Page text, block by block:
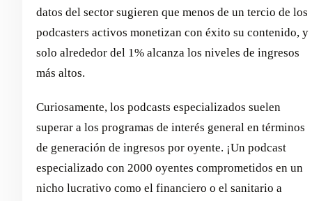
datos del sector sugieren que menos de un tercio de los
podcasters activos monetizan con éxito su contenido, y
solo alrededor del 1% alcanza los niveles de ingresos
más altos.
Curiosamente, los podcasts especializados suelen
superar a los programas de interés general en términos
de generación de ingresos por oyente. ¡Un podcast
especializado con 2000 oyentes comprometidos en un
nicho lucrativo como el financiero o el sanitario a